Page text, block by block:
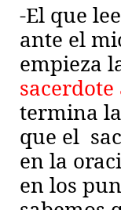
-El que
ante el
empieza
termina
que el
en la
en los